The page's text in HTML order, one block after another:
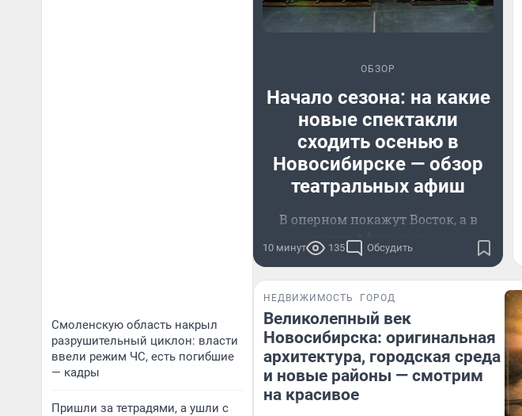
Смоленскую область накрыл
разрушительный циклон: власти
ввели режим ЧС, есть погибшие
— кадры
Пришли за тетрадями, а ушли с
ОБЗОР
Начало сезона: на какие
новые спектакли
сходить осенью в
Новосибирске — обзор
театральных афиш
В оперном покажут Восток, а в
театре Афанасьева —
Средневековье
10 минут 135 Обсудить
НЕДВИЖИМОСТЬ ГОРОД
Великолепный век
Новосибирска: оригинальная
архитектура, городская среда
и новые районы — смотрим
на красивое